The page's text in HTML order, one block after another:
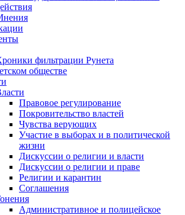
фильтрации Рунета
обществе
Правовое регулирование
Покровительство властей
Чувства верующих
Участие в выборах и в политической
жизни
Дискуссии о религии и власти
Дискуссии о религии и праве
Религии и карантин
Соглашения
Административное и полицейское